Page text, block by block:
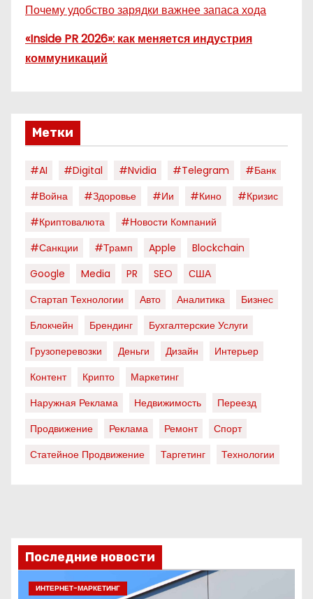
Почему удобство зарядки важнее запаса хода
«Inside PR 2026»: как меняется индустрия
коммуникаций
Метки
#AI #digital #nvidia #telegram
#банк
#война
#здоровье #ии #кино
#кризис
#криптовалюта
#новости Компаний
#санкции
#трамп Apple
Blockchain
Google
Media PR SEO
США
Стартап Технологии
Авто Аналитика
Бизнес
Блокчейн
Брендинг
Бухгалтерские Услуги
Грузоперевозки
Деньги Дизайн
Интерьер
Контент
Крипто
Маркетинг
Наружная Реклама
Недвижимость
Переезд
Продвижение
Реклама Ремонт
Спорт
Статейное Продвижение
Таргетинг Технологии
Последние новости
ИНТЕРНЕТ-МАРКЕТИНГ